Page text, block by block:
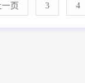
一页 3 4